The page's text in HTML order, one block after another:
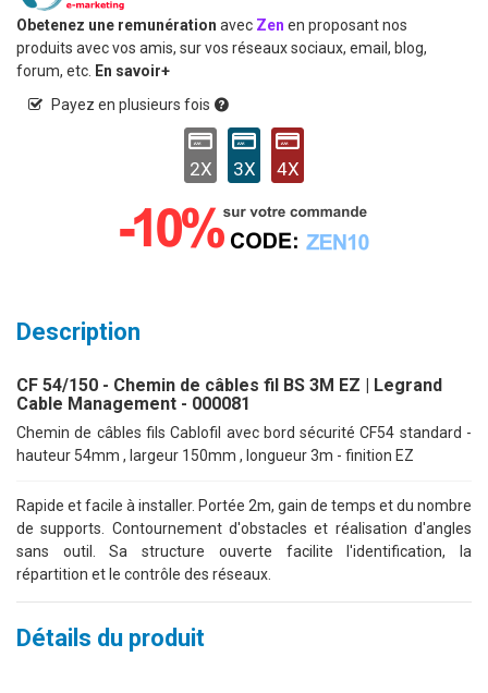
Obetenez une remunération avec Zen en proposant nos
produits avec vos amis, sur vos réseaux sociaux, email, blog,
forum, etc. En savoir+
Payez en plusieurs fois
2X 3X 4X
Description
CF 54/150 - Chemin de câbles fil BS 3M EZ | Legrand
Cable Management - 000081
Chemin de câbles fils Cablofil avec bord sécurité CF54 standard -
hauteur 54mm , largeur 150mm , longueur 3m - finition EZ
Rapide et facile à installer. Portée 2m, gain de temps et du nombre
de supports. Contournement d'obstacles et réalisation d'angles
sans outil. Sa structure ouverte facilite l'identification, la
répartition et le contrôle des réseaux.
Détails du produit